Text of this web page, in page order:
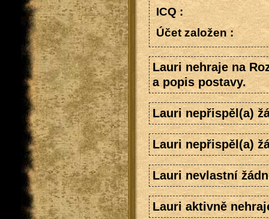
ICQ :
Účet založen :
Lauri nehraje na
a popis postavy.
Lauri nepřispěl(a)
Lauri nepřispěl(a)
Lauri nevlastní
Lauri aktivně